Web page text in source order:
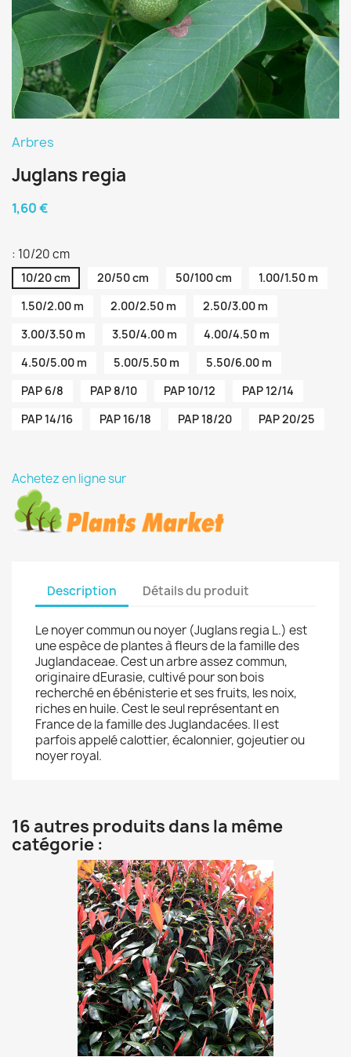
Arbres
Juglans regia
1,60 €
: 10/20 cm
10/20 cm 20/50 cm 50/100 cm
1.00/1.50 m
1.50/2.00 m
2.00/2.50 m
2.50/3.00 m
3.00/3.50 m
3.50/4.00 m
4.00/4.50 m
4.50/5.00 m
5.00/5.50 m
5.50/6.00 m
PAP 6/8
PAP 8/10 PAP 10/12
PAP 12/14
PAP 14/16
PAP 16/18 PAP 18/20 PAP 20/25
Achetez en ligne sur
Description Détails du produit
Le noyer commun ou noyer (Juglans regia L.) est
une espèce de plantes à fleurs de la famille des
Juglandaceae. Cest un arbre assez commun,
originaire dEurasie, cultivé pour son bois
recherché en ébénisterie et ses fruits, les noix,
riches en huile. Cest le seul représentant en
France de la famille des Juglandacées. Il est
parfois appelé calottier, écalonnier, gojeutier ou
noyer royal.
16 autres produits dans la même
catégorie :